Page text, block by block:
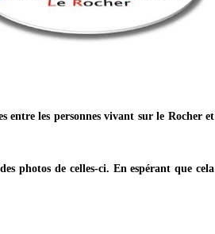
entre les personnes vivant sur le Rocher et
photos de celles-ci. En espérant que cela